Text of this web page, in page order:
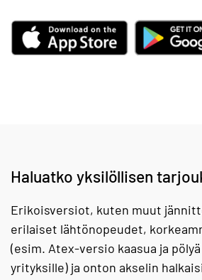
Haluatko yksilöllisen
Erikoisversiot, kuten muut
erilaiset lähtönopeudet,
(esim. Atex-versio kaasua ja
yrityksille) ja onton akselin